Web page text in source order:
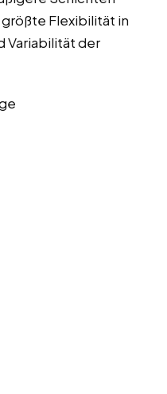
Flexibilität in
Variabilität der